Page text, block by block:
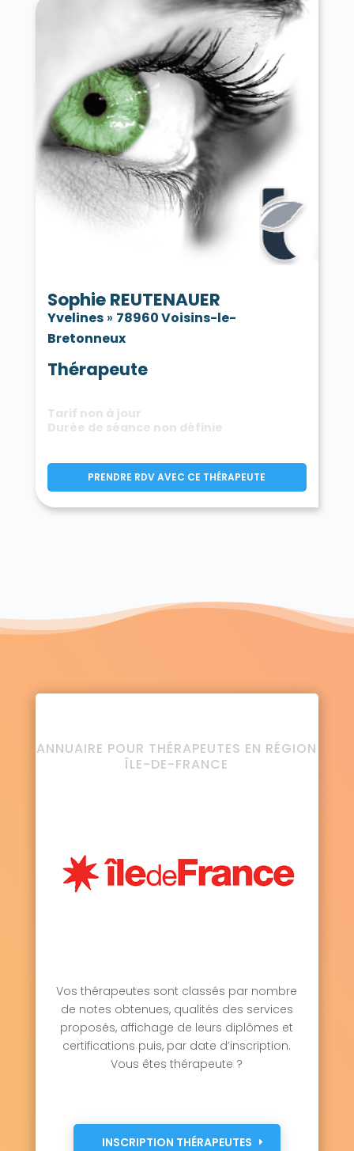
Sophie REUTENAUER
Yvelines» 78960 Voisins-le-
Bretonneux
Thérapeute
Tarif non à jour
Durée de séance non définie
PRENDRE RDV AVEC CE THÉRAPEUTE
ANNUAIRE POUR THÉRAPEUTES EN RÉGION
ÎLE-DE-FRANCE
Vos thérapeutes sont classés par nombre
de notes obtenues, qualités des services
proposés, affichage de leurs diplômes et
certifications puis, par date d’inscription.
Vous êtes thérapeute ?
INSCRIPTION THÉRAPEUTES